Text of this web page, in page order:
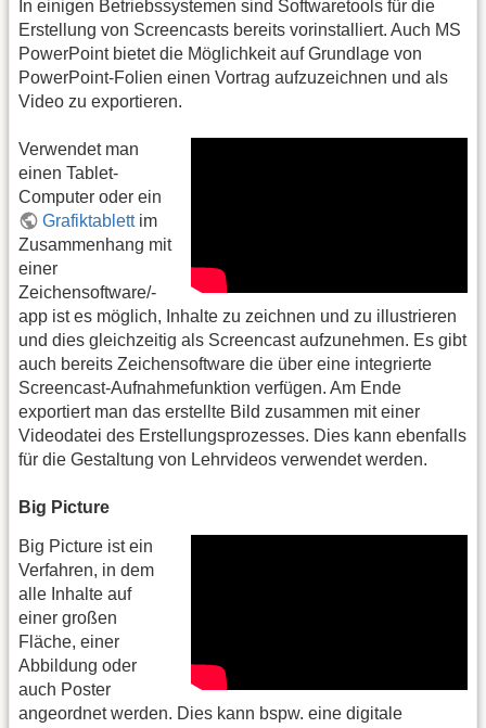
In einigen Betriebssystemen sind Softwaretools für die
Erstellung von Screencasts bereits vorinstalliert. Auch MS
PowerPoint bietet die Möglichkeit auf Grundlage von
PowerPoint-Folien einen Vortrag aufzuzeichnen und als
Video zu exportieren.
Verwendet man
einen Tablet-
Computer oder ein
Grafiktablettim
Zusammenhang mit
einer
Zeichensoftware/-
app ist es möglich, Inhalte zu zeichnen und zu illustrieren
und dies gleichzeitig als Screencast aufzunehmen. Es gibt
auch bereits Zeichensoftware die über eine integrierte
Screencast-Aufnahmefunktion verfügen. Am Ende
exportiert man das erstellte Bild zusammen mit einer
Videodatei des Erstellungsprozesses. Dies kann ebenfalls
für die Gestaltung von Lehrvideos verwendet werden.
Big Picture
Big Picture ist ein
Verfahren, in dem
alle Inhalte auf
einer großen
Fläche, einer
Abbildung oder
auch Poster
angeordnet werden. Dies kann bspw. eine digitale